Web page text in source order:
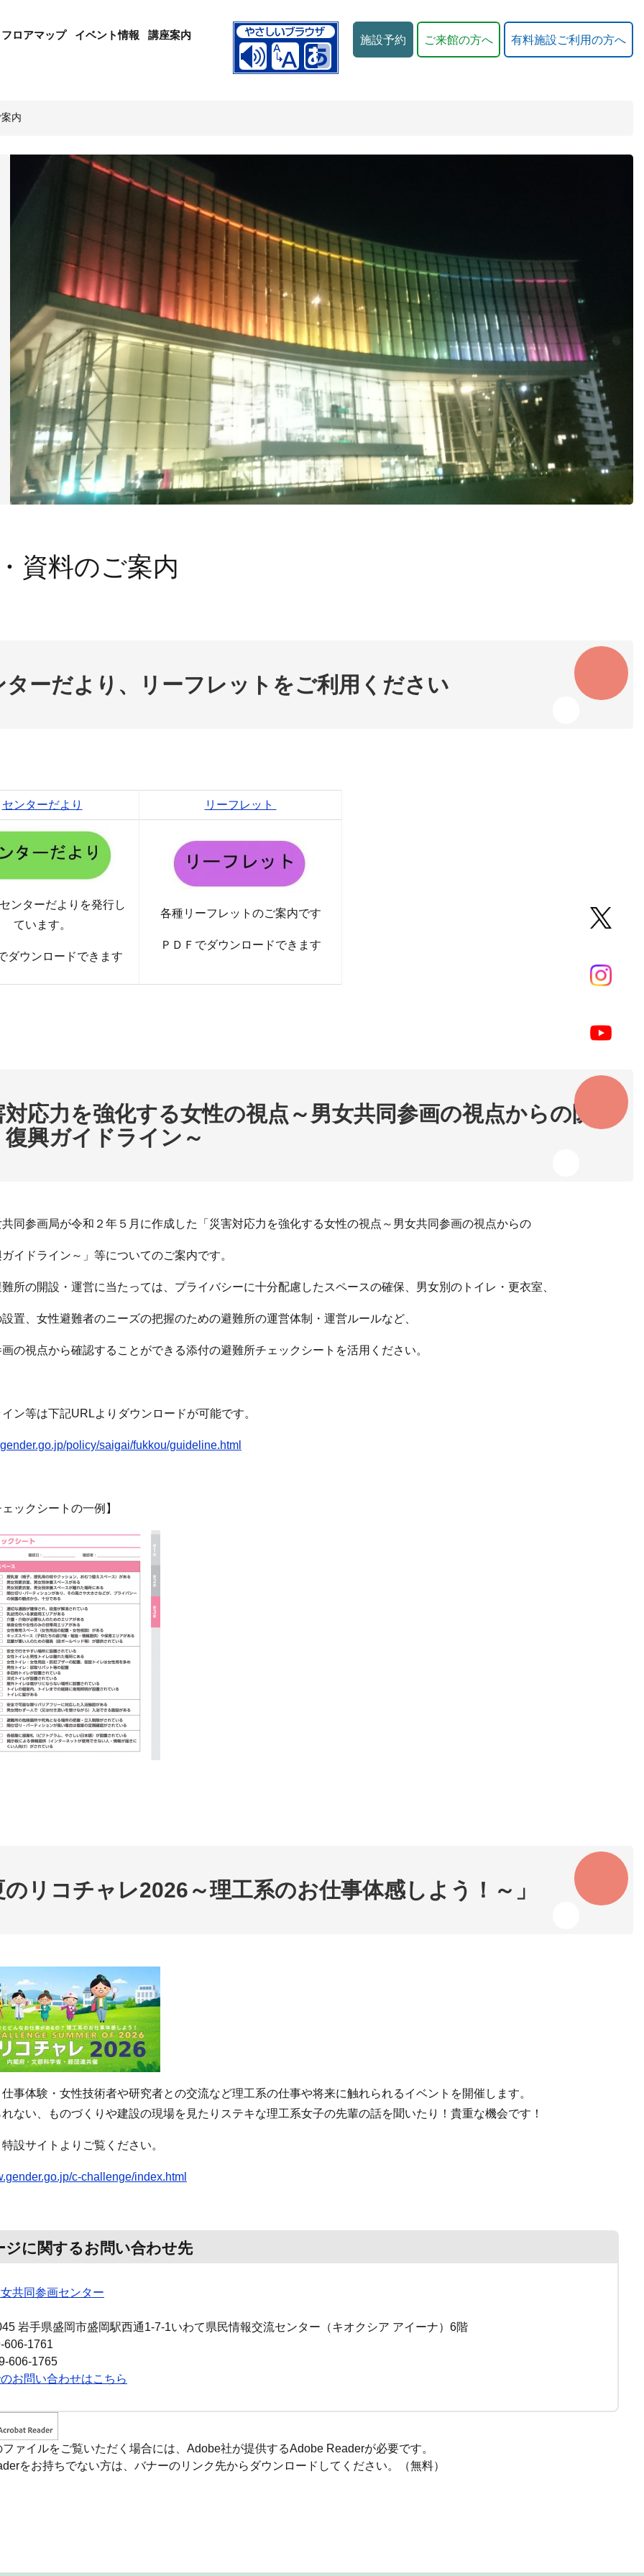
フロアマップ イベント情報 講座案内 施設予約 ご来館の方へ 有料施設ご利用の方へ
内
資料のご案内
ターだより、リーフレットをご利用ください
センターだより リーフレット
ンターだよりを発行し
ています。
ダウンロードできます
各種リーフレットのご案内です
ＰＤＦでダウンロードできます
対応力を強化する女性の視点～男女共同参画の視点からの防
復興ガイドライン～
同参画局が令和２年５月に作成した「災害対応力を強化する女性の視点～男女共同参画の視点からの
イドライン～」等についてのご案内です。
所の開設・運営に当たっては、プライバシーに十分配慮したスペースの確保、男女別のトイレ・更衣室、
置、女性避難者のニーズの把握のための避難所の運営体制・運営ルールなど、
の視点から確認することができる添付の避難所チェックシートを活用ください。
ン等は下記URLよりダウンロードが可能です。
policy/saigai/fukkou/guideline.html
ックシートの一例】
のリコチャレ2026～理工系のお仕事体感しよう！～」
事体験・女性技術者や研究者との交流など理工系の仕事や将来に触れられるイベントを開催します。
ない、ものづくりや建設の現場を見たりステキな理工系女子の先輩の話を聞いたり！貴重な機会です！​
設サイトよりご覧ください。
c-challenge/index.html
ジに関するお問い合わせ先
共同参画センター
岩手県盛岡市盛岡駅西通1-7-1いわて県民情報交流センター（キオクシア アイーナ）6階
606-1761
606-1765
お問い合わせはこちら
ァイルをご覧いただく場合には、Adobe社が提供するAdobe Readerが必要です。
をお持ちでない方は、バナーのリンク先からダウンロードしてください。（無料）